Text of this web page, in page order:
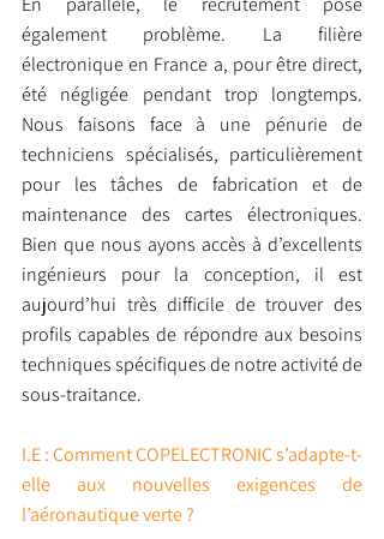
également problème. La filière
électronique en France a, pour être direct,
été négligée pendant trop longtemps.
Nous faisons face à une pénurie de
techniciens spécialisés, particulièrement
pour les tâches de fabrication et de
maintenance des cartes électroniques.
Bien que nous ayons accès à d’excellents
ingénieurs pour la conception, il est
aujourd’hui très difficile de trouver des
profils capables de répondre aux besoins
techniques spécifiques de notre activité de
sous-traitance.
I.E : Comment COPELECTRONIC s’adapte-t-
elle aux nouvelles exigences de
l’aéronautique verte ?